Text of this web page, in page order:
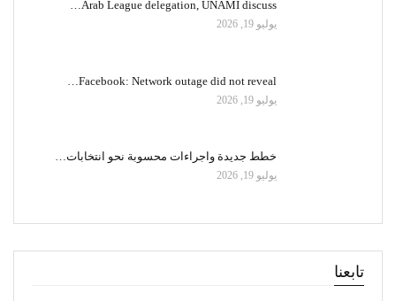
Arab League delegation, UNAMI discuss…
يوليو 19, 2026
Facebook: Network outage did not reveal…
يوليو 19, 2026
خطط جديدة واجراءات محسوبة نحو انتخابات…
يوليو 19, 2026
تابعنا